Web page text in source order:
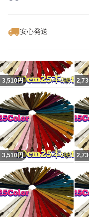
サンドベージュ(572)
ベージュ(573)
ライトグレー(576)
スモークグレー(860)
ブラック(580)
写真のカラーは撮影
と異なる場合があり
その他の商品と同梱
す。
新品未使用ですが素
安心発送
3,510円 い
3,510円 い